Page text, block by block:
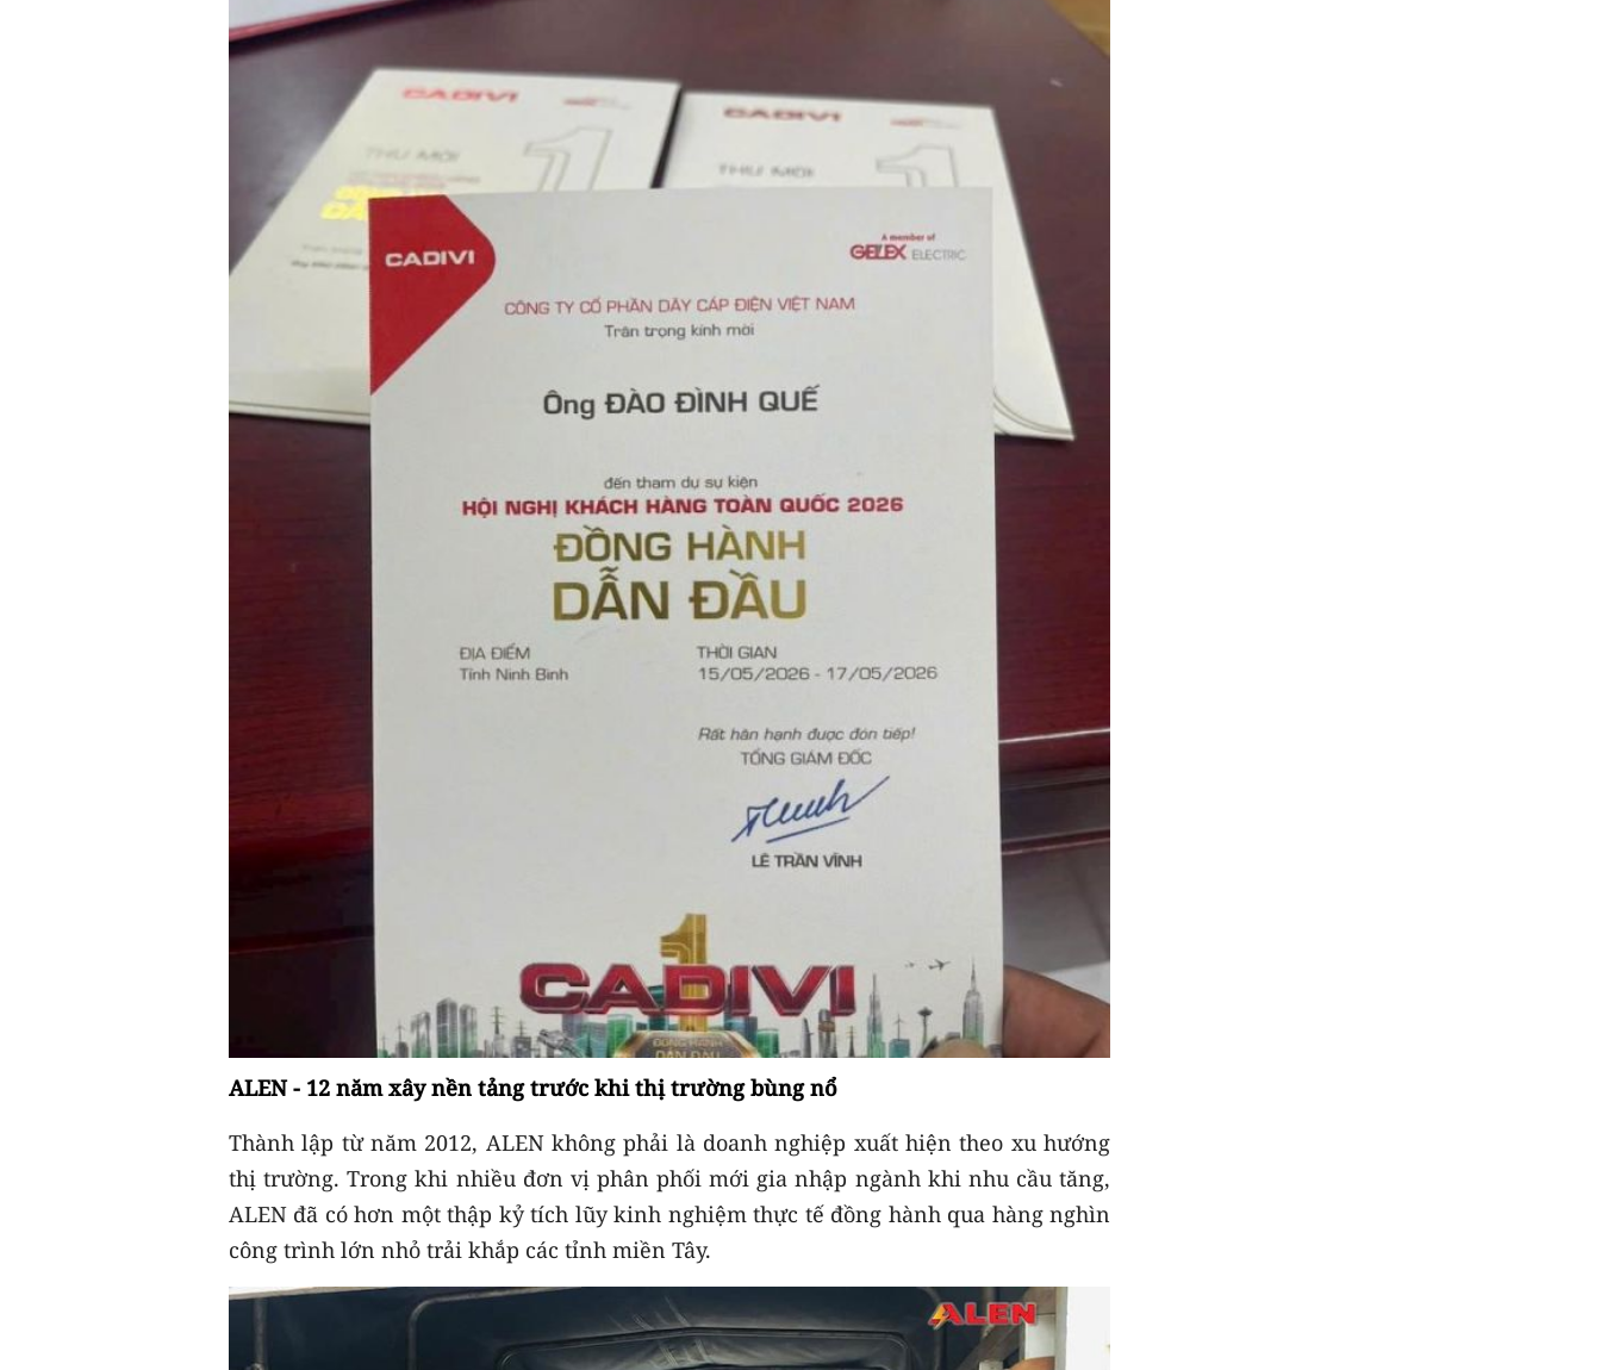
ALEN - 12 năm xây nền tảng trước khi thị trường bùng nổ
Thành lập từ năm 2012, ALEN không phải là doanh nghiệp xuất hiện theo xu hướng
thị trường. Trong khi nhiều đơn vị phân phối mới gia nhập ngành khi nhu cầu tăng,
ALEN đã có hơn một thập kỷ tích lũy kinh nghiệm thực tế đồng hành qua hàng nghìn
công trình lớn nhỏ trải khắp các tỉnh miền Tây.